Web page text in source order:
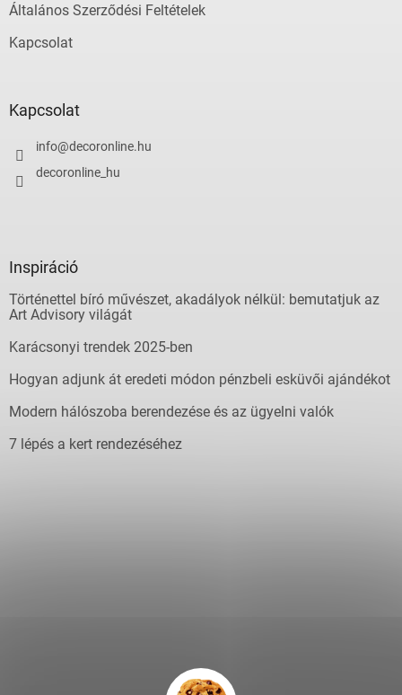
Általános Szerződési Feltételek
Kapcsolat
Kapcsolat
info@decoronline.hu
decoronline_hu
Inspiráció
Történettel bíró művészet, akadályok nélkül: bemutatjuk az
Art Advisory világát
Karácsonyi trendek 2025-ben
Hogyan adjunk át eredeti módon pénzbeli esküvői ajándékot
Modern hálószoba berendezése és az ügyelni valók
7 lépés a kert rendezéséhez